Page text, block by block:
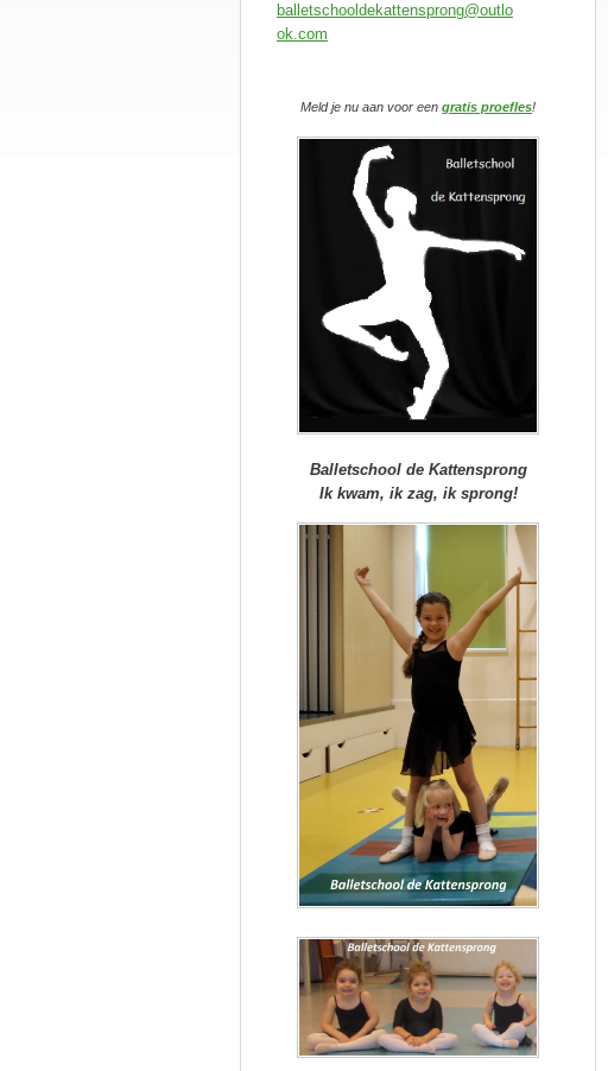
balletsc hooldekattensprong@outlo
ok.com
Meld je nu aan voor een gratis proefles!
Balletschool de Kattensprong
Ik kwam, ik zag, ik sprong!